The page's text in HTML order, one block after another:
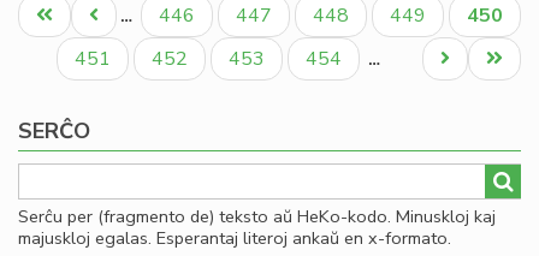
pri
en
Unua
paĝo
Antaŭa
paĝo
… Paĝo
446 Paĝo
447 Paĝo
448 Paĝo
449
Aktuala
paĝo
450
Paĝo
451 Paĝo
452 Paĝo
453 Paĝo
454 …
Last
page
Next
page
SERĈO
Serĉu per (fragmento de) teksto aŭ HeKo-kodo. Minuskloj kaj
majuskloj egalas. Esperantaj literoj ankaŭ en x-formato.